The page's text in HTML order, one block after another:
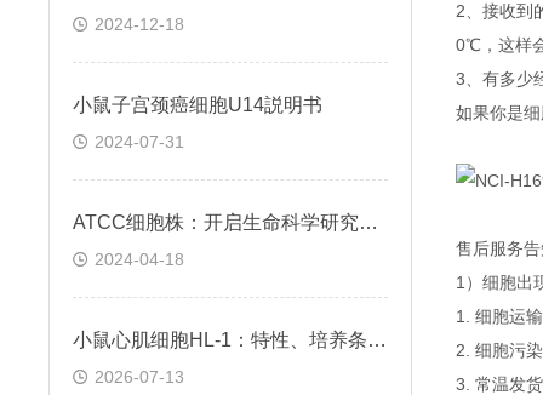
2024-12-18
小鼠子宫颈癌细胞U14説明书
2024-07-31
ATCC细胞株：开启生命科学研究的钥匙
2024-04-18
小鼠心肌细胞HL-1：特性、培养条件与科研应用场景解析
2026-07-13
2、接收到
0℃，这样
3、有多少
如果你是
售后服务
1）细胞出
1. 细胞运
2. 细胞污
3. 常温发